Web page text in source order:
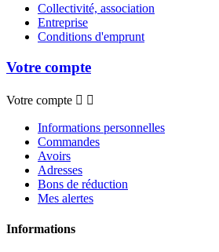
Collectivité, association
Entreprise
Conditions d'emprunt
Votre compte
Votre compte  
Informations personnelles
Commandes
Avoirs
Adresses
Bons de réduction
Mes alertes
Informations